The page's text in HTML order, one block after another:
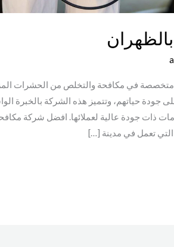
في مكافحة والتخلص من الحشرات
جودة حياتهم، وتتميز هذه الشركة بالخبرة
ذات جودة عالية لعملائها. افضل شركة
تعمل في مدينة […]